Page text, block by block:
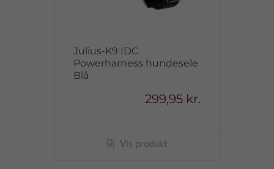
Julius-K9 IDC
Powerharness hundesele
Blå
299,95 kr.
Vis produkt